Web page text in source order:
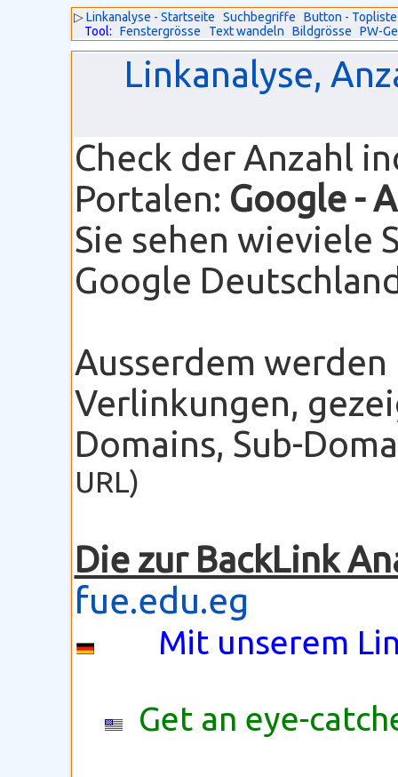
▷Linkanalyse - Startseite Suchbegriffe
Button - Topliste
Tool:
Fenstergrösse Text wandeln Bildgrösse PW-
Linkanalyse,
Check der Anzahl
Portalen: Google -
Sie sehen wieviele
Google
Ausserdem
Verlinkungen,
Domains, Sub-
URL)
Die zur BackLink
fue.edu.eg
Mit unserem
Get an eye-